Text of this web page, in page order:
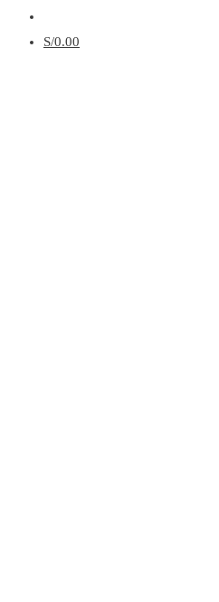
Menú
S/0.00